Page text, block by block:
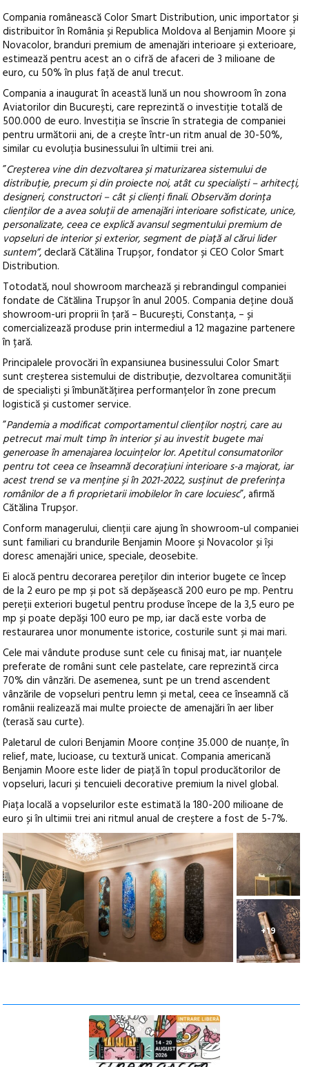
Compania românească Color Smart Distribution, unic importator și
distribuitor în România și Republica Moldova al Benjamin Moore și
Novacolor, branduri premium de amenajări interioare și exterioare,
estimează pentru acest an o cifră de afaceri de 3 milioane de
euro, cu 50% în plus față de anul trecut.
Compania a inaugurat în această lună un nou showroom în zona
Aviatorilor din București, care reprezintă o investiție totală de
500.000 de euro. Investiția se înscrie în strategia de companiei
pentru următorii ani, de a crește într-un ritm anual de 30-50%,
similar cu evoluția businessului în ultimii trei ani.
”Creșterea vine din dezvoltarea și maturizarea sistemului de
distribuție, precum și din proiecte noi, atât cu specialiști – arhitecți,
designeri, constructori – cât și clienți finali. Observăm dorința
clienților de a avea soluții de amenajări interioare sofisticate, unice,
personalizate, ceea ce explică avansul segmentului premium de
vopseluri de interior și exterior, segment de piață al cărui lider
suntem”, declară Cătălina Trupșor, fondator și CEO Color Smart
Distribution.
Totodată, noul showroom marchează și rebrandingul companiei
fondate de Cătălina Trupșor în anul 2005. Compania deține două
showroom-uri proprii în țară – București, Constanța, – și
comercializează produse prin intermediul a 12 magazine partenere
în țară.
Principalele provocări în expansiunea businessului Color Smart
sunt creșterea sistemului de distribuție, dezvoltarea comunității
de specialiști și îmbunătățirea performanțelor în zone precum
logistică și customer service.
”Pandemia a modificat comportamentul clienților noștri, care au
petrecut mai mult timp în interior și au investit bugete mai
generoase în amenajarea locuințelor lor. Apetitul consumatorilor
pentru tot ceea ce înseamnă decorațiuni interioare s-a majorat, iar
acest trend se va menține și în 2021-2022, susținut de preferința
românilor de a fi proprietarii imobilelor în care locuiesc”, afirmă
Cătălina Trupșor.
Conform managerului, clienții care ajung în showroom-ul companiei
sunt familiari cu brandurile Benjamin Moore și Novacolor și își
doresc amenajări unice, speciale, deosebite.
Ei alocă pentru decorarea pereților din interior bugete ce încep
de la 2 euro pe mp și pot să depășească 200 euro pe mp. Pentru
pereții exteriori bugetul pentru produse începe de la 3,5 euro pe
mp și poate depăși 100 euro pe mp, iar dacă este vorba de
restaurarea unor monumente istorice, costurile sunt și mai mari.
Cele mai vândute produse sunt cele cu finisaj mat, iar nuanțele
preferate de români sunt cele pastelate, care reprezintă circa
70% din vânzări. De asemenea, sunt pe un trend ascendent
vânzările de vopseluri pentru lemn și metal, ceea ce înseamnă că
românii realizează mai multe proiecte de amenajări în aer liber
(terasă sau curte).
Paletarul de culori Benjamin Moore conține 35.000 de nuanțe, în
relief, mate, lucioase, cu textură unicat. Compania americană
Benjamin Moore este lider de piață în topul producătorilor de
vopseluri, lacuri și tencuieli decorative premium la nivel global.
Piața locală a vopselurilor este estimată la 180-200 milioane de
euro și în ultimii trei ani ritmul anual de creștere a fost de 5-7%.
+19